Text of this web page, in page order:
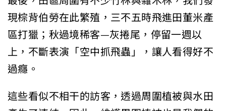
現棕背伯勞在此繁殖，三不五時飛進田董米產
區打獵；秋過境稀客—灰捲尾，停留一週以
上，不斷表演「空中抓飛蟲」，讓人看得好不
過癮。
這些看似不相干的訪客，透過周圍植被與水田